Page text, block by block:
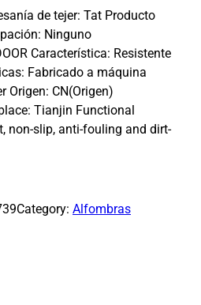
de tejer: Tat Producto
Ninguno
Característica: Resistente
Fabricado a máquina
Origen: CN(Origen)
Tianjin Functional
non-slip, anti-fouling and dirt-
Category: Alfombras